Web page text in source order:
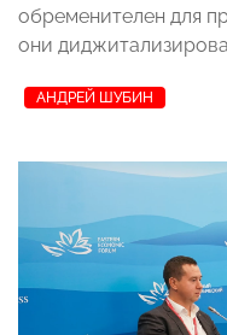
обременителен для
они
АНДРЕЙ ШУБИН